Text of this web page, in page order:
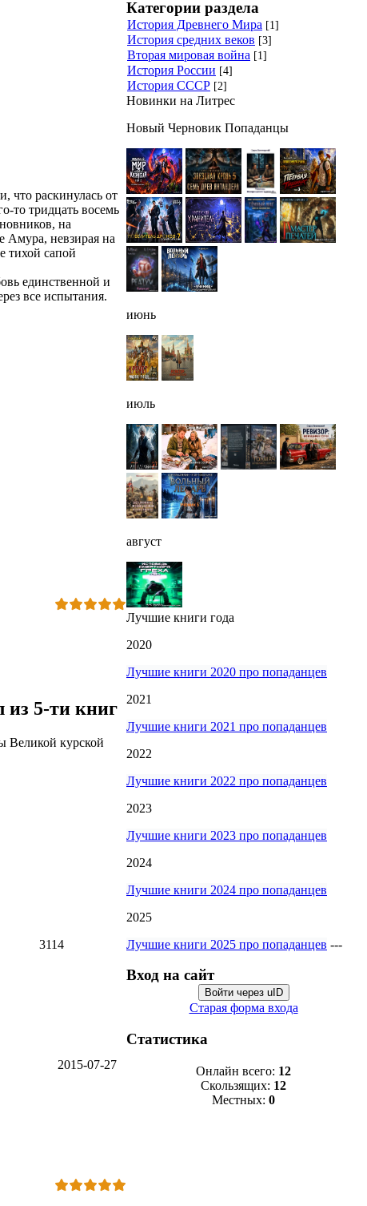
что раскинулась от
то тридцать восемь
на
Амура, невзирая на
тихой сапой
единственной и
все испытания.
из 5-ти книг
Великой курской
3114
2015-07-27
Категории раздела
История Древнего Мира [1]
История средних веков [3]
Вторая мировая война [1]
История России [4]
История СССР [2]
Новинки на Литрес
Новый Черновик Попаданцы
июнь
июль
август
Лучшие книги года
2020
Лучшие книги 2020 про попаданцев
2021
Лучшие книги 2021 про попаданцев
2022
Лучшие книги 2022 про попаданцев
2023
Лучшие книги 2023 про попаданцев
2024
Лучшие книги 2024 про попаданцев
2025
Лучшие книги 2025 про попаданцев ---
Вход на сайт
Войти через uID
Старая форма входа
Статистика
Онлайн всего: 12
Скользящих: 12
Местных: 0